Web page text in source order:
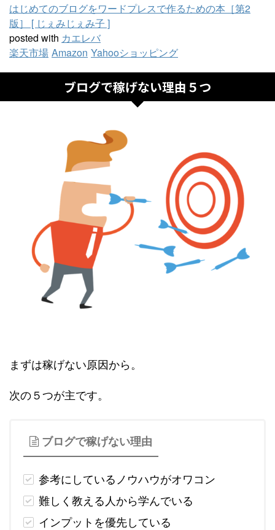
はじめてのブログをワードプレスで作るための本［第2
版］ [ じぇみじぇみ子 ]
posted with カエレバ
楽天市場 Amazon Yahooショッピング
ブログで稼げない理由５つ
まずは稼げない原因から。
次の５つが主です。
ブログで稼げない理由
参考にしているノウハウがオワコン
難しく教える人から学んでいる
インプットを優先している